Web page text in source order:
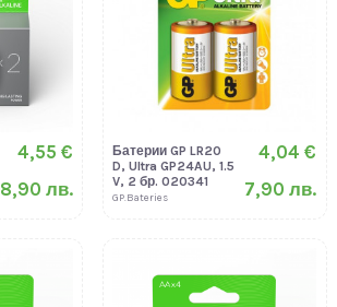
4,55 €
8,90 лв.
Батерии GP LR20
D, Ultra GP24AU, 1.5
V, 2 бр. 020341
GP.Bateries
4,04 €
7,90 лв.